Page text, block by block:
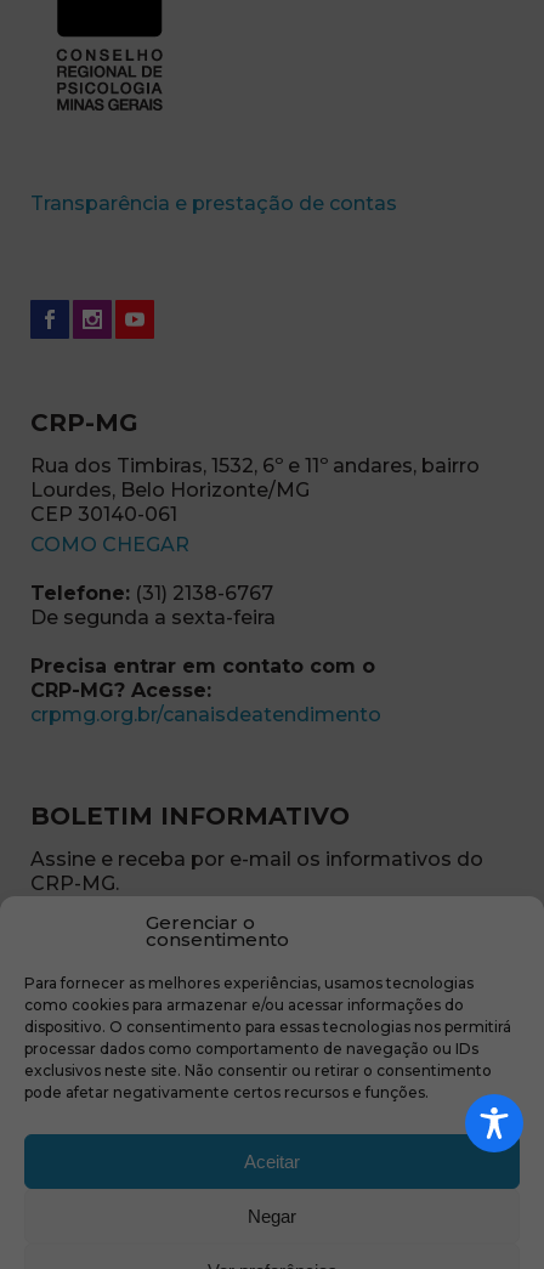
Gerenciar o
consentimento
Para fornecer as melhores experiências, usamos tecnologias
como cookies para armazenar e/ou acessar informações do
dispositivo. O consentimento para essas tecnologias nos permitirá
processar dados como comportamento de navegação ou IDs
exclusivos neste site. Não consentir ou retirar o consentimento
pode afetar negativamente certos recursos e funções.
Aceitar
Negar
Transparência e prestação de contas
CRP-MG
Rua dos Timbiras, 1532, 6º e 11º andares, bairro
Lourdes, Belo Horizonte/MG
CEP 30140-061
COMO CHEGAR
Telefone: (31) 2138-6767
De segunda a sexta-feira
Precisa entrar em contato com o
CRP-MG? Acesse:
crpmg.org.br/canaisdeatendimento
BOLETIM INFORMATIVO
Assine e receba por e-mail os informativos do
CRP-MG.
E-
mail
(obrigatório)
Sub
região